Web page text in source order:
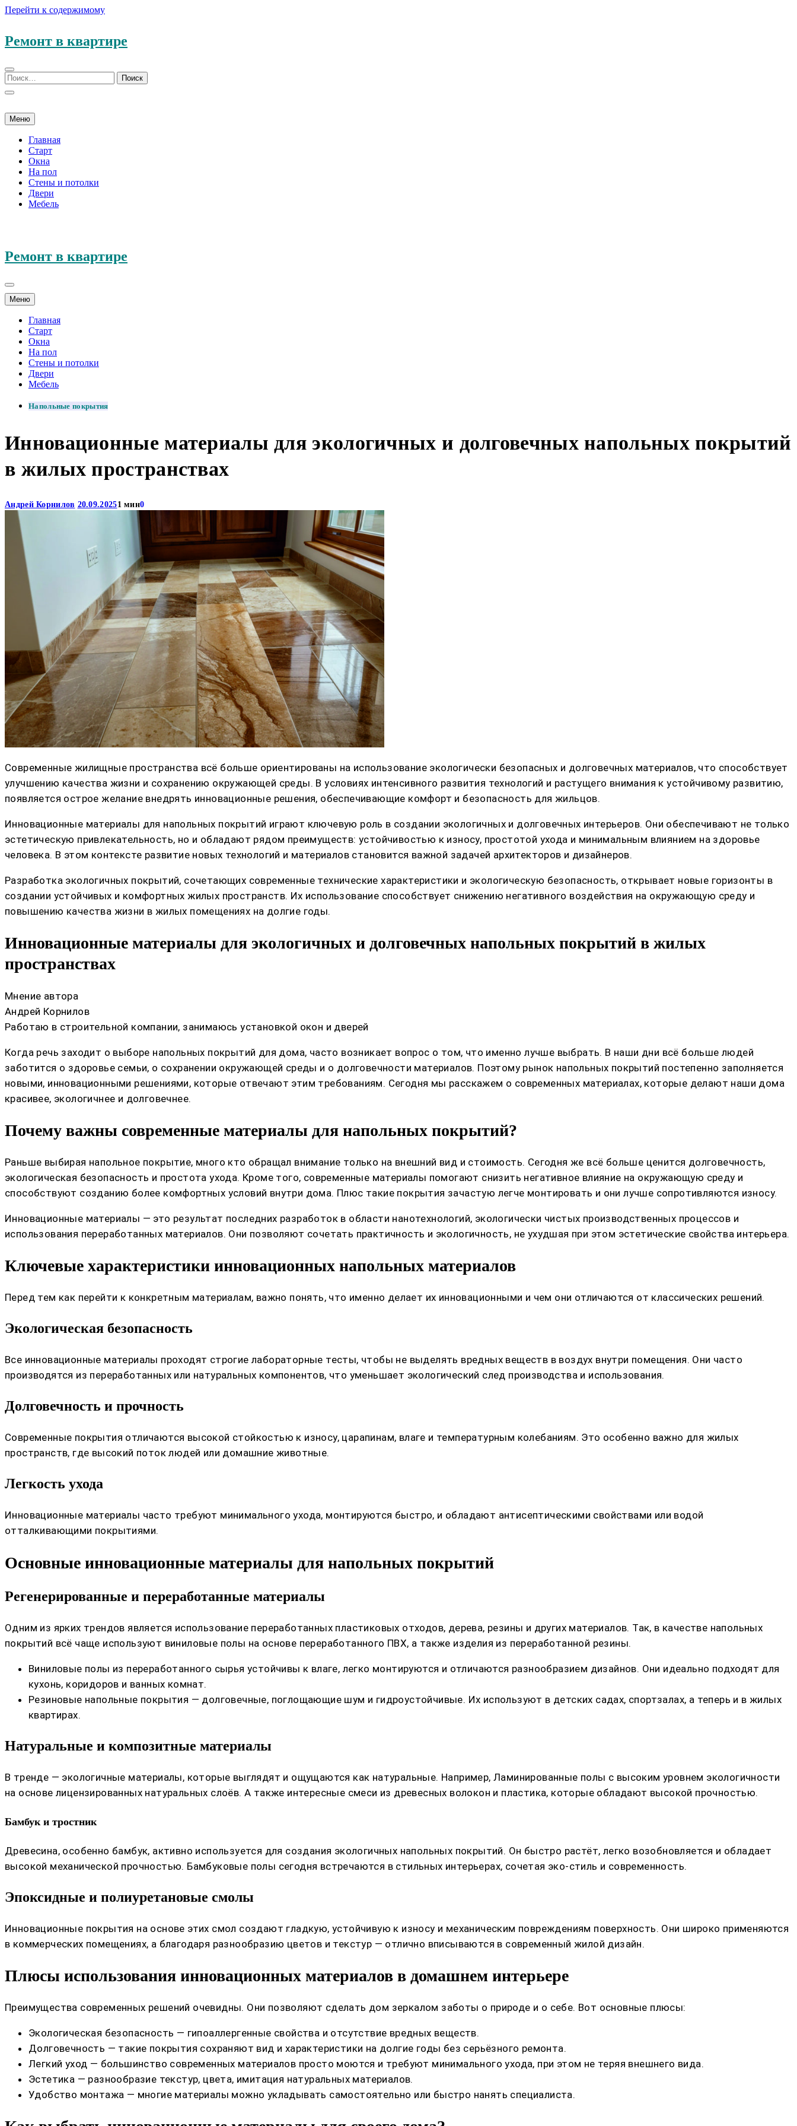
Перейти к содержимому
Ремонт в квартире
Меню
Главная
Старт
Окна
На пол
Стены и потолки
Двери
Мебель
Ремонт в квартире
Меню
Главная
Старт
Окна
На пол
Стены и потолки
Двери
Мебель
Напольные покрытия
Инновационные материалы для экологичных и долговечных напольных покрытий
в жилых пространствах
Андрей Корнилов 20.09.20251 мин0
Современные жилищные пространства всё больше ориентированы на использование экологически безопасных и долговечных материалов, что способствует
улучшению качества жизни и сохранению окружающей среды. В условиях интенсивного развития технологий и растущего внимания к устойчивому развитию,
появляется острое желание внедрять инновационные решения, обеспечивающие комфорт и безопасность для жильцов.
Инновационные материалы для напольных покрытий играют ключевую роль в создании экологичных и долговечных интерьеров. Они обеспечивают не только
эстетическую привлекательность, но и обладают рядом преимуществ: устойчивостью к износу, простотой ухода и минимальным влиянием на здоровье
человека. В этом контексте развитие новых технологий и материалов становится важной задачей архитекторов и дизайнеров.
Разработка экологичных покрытий, сочетающих современные технические характеристики и экологическую безопасность, открывает новые горизонты в
создании устойчивых и комфортных жилых пространств. Их использование способствует снижению негативного воздействия на окружающую среду и
повышению качества жизни в жилых помещениях на долгие годы.
Инновационные материалы для экологичных и долговечных напольных покрытий в жилых
пространствах
Мнение автора
Андрей Корнилов
Работаю в строительной компании, занимаюсь установкой окон и дверей
Когда речь заходит о выборе напольных покрытий для дома, часто возникает вопрос о том, что именно лучше выбрать. В наши дни всё больше людей
заботится о здоровье семьи, о сохранении окружающей среды и о долговечности материалов. Поэтому рынок напольных покрытий постепенно заполняется
новыми, инновационными решениями, которые отвечают этим требованиям. Сегодня мы расскажем о современных материалах, которые делают наши дома
красивее, экологичнее и долговечнее.
Почему важны современные материалы для напольных покрытий?
Раньше выбирая напольное покрытие, много кто обращал внимание только на внешний вид и стоимость. Сегодня же всё больше ценится долговечность,
экологическая безопасность и простота ухода. Кроме того, современные материалы помогают снизить негативное влияние на окружающую среду и
способствуют созданию более комфортных условий внутри дома. Плюс такие покрытия зачастую легче монтировать и они лучше сопротивляются износу.
Инновационные материалы — это результат последних разработок в области нанотехнологий, экологически чистых производственных процессов и
использования переработанных материалов. Они позволяют сочетать практичность и экологичность, не ухудшая при этом эстетические свойства интерьера.
Ключевые характеристики инновационных напольных материалов
Перед тем как перейти к конкретным материалам, важно понять, что именно делает их инновационными и чем они отличаются от классических решений.
Экологическая безопасность
Все инновационные материалы проходят строгие лабораторные тесты, чтобы не выделять вредных веществ в воздух внутри помещения. Они часто
производятся из переработанных или натуральных компонентов, что уменьшает экологический след производства и использования.
Долговечность и прочность
Современные покрытия отличаются высокой стойкостью к износу, царапинам, влаге и температурным колебаниям. Это особенно важно для жилых
пространств, где высокий поток людей или домашние животные.
Легкость ухода
Инновационные материалы часто требуют минимального ухода, монтируются быстро, и обладают антисептическими свойствами или водой
отталкивающими покрытиями.
Основные инновационные материалы для напольных покрытий
Регенерированные и переработанные материалы
Одним из ярких трендов является использование переработанных пластиковых отходов, дерева, резины и других материалов. Так, в качестве напольных
покрытий всё чаще используют виниловые полы на основе переработанного ПВХ, а также изделия из переработанной резины.
Виниловые полы из переработанного сырья устойчивы к влаге, легко монтируются и отличаются разнообразием дизайнов. Они идеально подходят для
кухонь, коридоров и ванных комнат.
Резиновые напольные покрытия — долговечные, поглощающие шум и гидроустойчивые. Их используют в детских садах, спортзалах, а теперь и в жилых
квартирах.
Натуральные и композитные материалы
В тренде — экологичные материалы, которые выглядят и ощущаются как натуральные. Например, Ламинированные полы с высоким уровнем экологичности
на основе лицензированных натуральных слоёв. А также интересные смеси из древесных волокон и пластика, которые обладают высокой прочностью.
Бамбук и тростник
Древесина, особенно бамбук, активно используется для создания экологичных напольных покрытий. Он быстро растёт, легко возобновляется и обладает
высокой механической прочностью. Бамбуковые полы сегодня встречаются в стильных интерьерах, сочетая эко-стиль и современность.
Эпоксидные и полиуретановые смолы
Инновационные покрытия на основе этих смол создают гладкую, устойчивую к износу и механическим повреждениям поверхность. Они широко применяются
в коммерческих помещениях, а благодаря разнообразию цветов и текстур — отлично вписываются в современный жилой дизайн.
Плюсы использования инновационных материалов в домашнем интерьере
Преимущества современных решений очевидны. Они позволяют сделать дом зеркалом заботы о природе и о себе. Вот основные плюсы:
Экологическая безопасность — гипоаллергенные свойства и отсутствие вредных веществ.
Долговечность — такие покрытия сохраняют вид и характеристики на долгие годы без серьёзного ремонта.
Легкий уход — большинство современных материалов просто моются и требуют минимального ухода, при этом не теряя внешнего вида.
Эстетика — разнообразие текстур, цвета, имитация натуральных материалов.
Удобство монтажа — многие материалы можно укладывать самостоятельно или быстро нанять специалиста.